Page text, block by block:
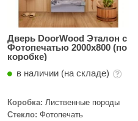
Дверь DoorWood Эталон с
Фотопечатью 2000х800 (по
коробке)
в наличии (на складе)
Коробка: Лиственные породы
Стекло: Фотопечать